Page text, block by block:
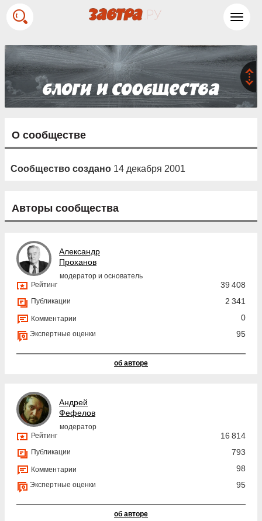
О сообществе
Сообщество создано 14 декабря 2001
Авторы сообщества
Александр
Проханов
модератор и основатель
Рейтинг
39 408
Публикации 2 341
Комментарии 0
Экспертные оценки 95
об авторе
Андрей
Фефелов
модератор
Рейтинг
16 814
Публикации 793
Комментарии 98
Экспертные оценки 95
об авторе